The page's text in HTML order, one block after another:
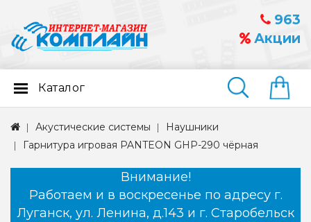
963
Акции
Найти
Каталог
Акустические системы
Наушники
Гарнитура игровая PANTEON GHP-290 чёрная
Внимание!
Работаем и в воскресенье по адресу г.
Луганск, ул. Ленина, д.143 и г. Старобельск